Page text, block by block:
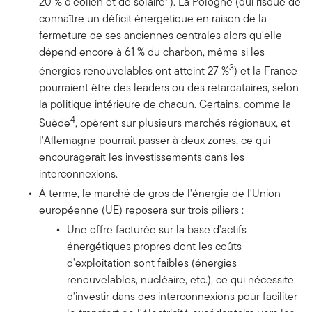
connaître un déficit énergétique en raison de la
fermeture de ses anciennes centrales alors qu'elle
dépend encore à 61 % du charbon, même si les
énergies renouvelables ont atteint 27 %3) et la France
pourraient être des leaders ou des retardataires, selon
la politique intérieure de chacun. Certains, comme la
Suède4, opèrent sur plusieurs marchés régionaux, et
l'Allemagne pourrait passer à deux zones, ce qui
encouragerait les investissements dans les
interconnexions.
À terme, le marché de gros de l'énergie de l'Union
européenne (UE) reposera sur trois piliers :
Une offre facturée sur la base d'actifs
énergétiques propres dont les coûts
d'exploitation sont faibles (énergies
renouvelables, nucléaire, etc.), ce qui nécessite
d'investir dans des interconnexions pour faciliter